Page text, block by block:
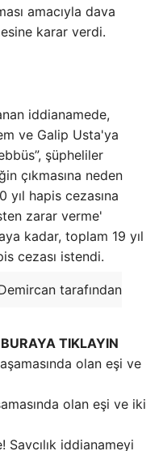
amacıyla dava
karar verdi.
iddianamede,
ve Galip Usta'ya
şüpheliler
çıkmasına neden
yıl hapis cezasına
zarar verme'
kadar, toplam 19 yıl
cezası istendi.
tarafından
TIKLAYIN
olan eşi ve iki